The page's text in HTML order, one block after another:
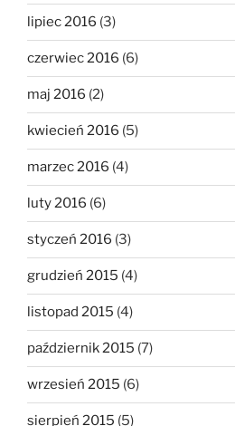
lipiec 2016 (3)
czerwiec 2016 (6)
maj 2016 (2)
kwiecień 2016 (5)
marzec 2016 (4)
luty 2016 (6)
styczeń 2016 (3)
grudzień 2015 (4)
listopad 2015 (4)
październik 2015 (7)
wrzesień 2015 (6)
sierpień 2015 (5)